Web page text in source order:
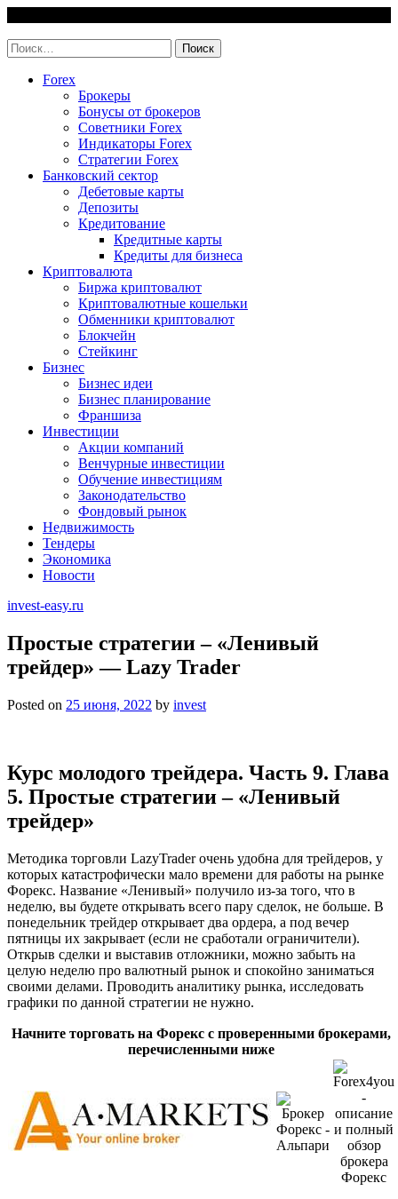
content
Найти:
Forex
Брокеры
Бонусы от брокеров
Советники Forex
Индикаторы Forex
Стратегии Forex
Банковский сектор
Дебетовые карты
Депозиты
Кредитование
Кредитные карты
Кредиты для бизнеса
Криптовалюта
Биржа криптовалют
Криптовалютные кошельки
Обменники криптовалют
Блокчейн
Стейкинг
Бизнес
Бизнес идеи
Бизнес планирование
Франшиза
Инвестиции
Акции компаний
Венчурные инвестиции
Обучение инвестициям
Законодательство
Фондовый рынок
Недвижимость
Тендеры
Экономика
Новости
invest-easy.ru
Простые стратегии – «Ленивый
трейдер» — Lazy Trader
Posted on 25 июня, 2022 by invest
Курс молодого трейдера. Часть 9. Глава
5. Простые стратегии – «Ленивый
трейдер»
Методика торговли LazyTrader очень удобна для трейдеров, у
которых катастрофически мало времени для работы на рынке
Форекс. Название «Ленивый» получило из-за того, что в
неделю, вы будете открывать всего пару сделок, не больше. В
понедельник трейдер открывает два ордера, а под вечер
пятницы их закрывает (если не сработали ограничители).
Открыв сделки и выставив отложники, можно забыть на
целую неделю про валютный рынок и спокойно заниматься
своими делами. Проводить аналитику рынка, исследовать
графики по данной стратегии не нужно.
Начните торговать на Форекс с проверенными брокерами,
перечисленными ниже